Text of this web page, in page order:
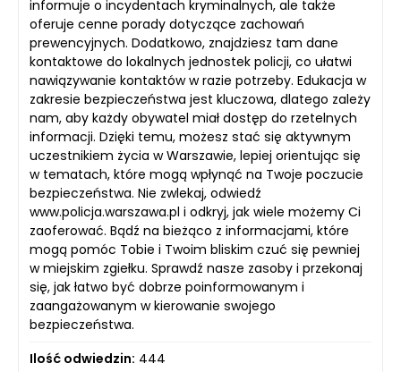
informuje o incydentach kryminalnych, ale także
oferuje cenne porady dotyczące zachowań
prewencyjnych. Dodatkowo, znajdziesz tam dane
kontaktowe do lokalnych jednostek policji, co ułatwi
nawiązywanie kontaktów w razie potrzeby. Edukacja w
zakresie bezpieczeństwa jest kluczowa, dlatego zależy
nam, aby każdy obywatel miał dostęp do rzetelnych
informacji. Dzięki temu, możesz stać się aktywnym
uczestnikiem życia w Warszawie, lepiej orientując się
w tematach, które mogą wpłynąć na Twoje poczucie
bezpieczeństwa. Nie zwlekaj, odwiedź
www.policja.warszawa.pl i odkryj, jak wiele możemy Ci
zaoferować. Bądź na bieżąco z informacjami, które
mogą pomóc Tobie i Twoim bliskim czuć się pewniej
w miejskim zgiełku. Sprawdź nasze zasoby i przekonaj
się, jak łatwo być dobrze poinformowanym i
zaangażowanym w kierowanie swojego
bezpieczeństwa.
Ilość odwiedzin: 444